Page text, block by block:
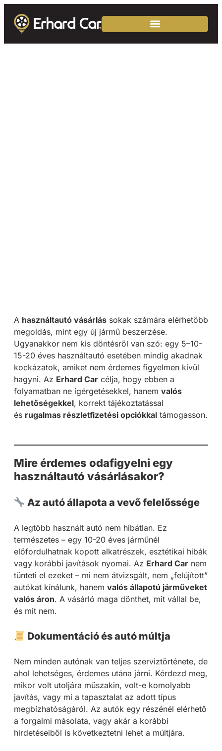
A használtautó vásárlás sokak számára elérhetőbb
megoldás, mint egy új jármű beszerzése.
Ugyanakkor nem kis döntésről van szó: egy 5–10-
15-20 éves használtautó esetében mindig akadnak
kockázatok, amiket nem érdemes figyelmen kívül
hagyni. Az Erhard Car célja, hogy ebben a
folyamatban ne ígérgetésekkel, hanem valós
lehetőségekkel, korrekt tájékoztatással
és rugalmas részletfizetési opciókkal támogasson.
Mire érdemes odafigyelni egy
használtautó vásárlásakor?
Az autó állapota a vevő felelőssége
A legtöbb használt autó nem hibátlan. Ez
természetes – egy 10-20 éves járműnél
előfordulhatnak kopott alkatrészek, esztétikai hibák
vagy korábbi javítások nyomai. Az Erhard Car nem
tünteti el ezeket – mi nem átvizsgált, nem „felújított”
autókat kínálunk, hanem valós állapotú járműveket
valós áron. A vásárló maga dönthet, mit vállal be,
és mit nem.
Dokumentáció és autó múltja
Nem minden autónak van teljes szerviztörténete, de
ahol lehetséges, érdemes utána járni. Kérdezd meg,
mikor volt utoljára műszakin, volt-e komolyabb
javítás, vagy mi a tapasztalat az adott típus
megbízhatóságáról. Az autók egy részénél elérhető
a forgalmi másolata, vagy akár a korábbi
hirdetéseiből is következtetni lehet a múltjára.